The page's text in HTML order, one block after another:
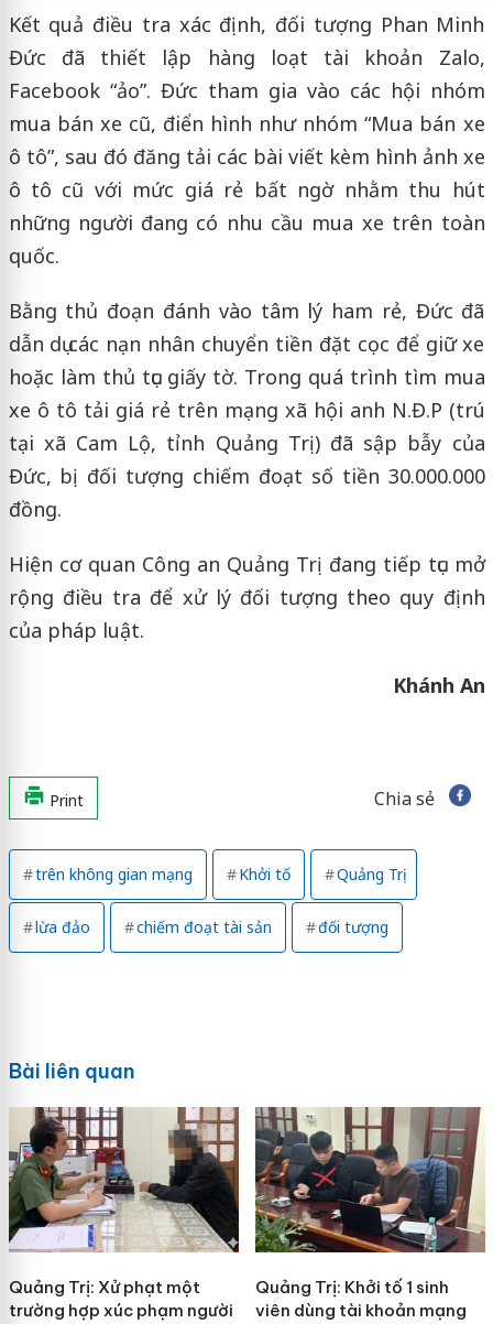
Kết quả điều tra xác định, đối tượng Phan Minh
Đức đã thiết lập hàng loạt tài khoản Zalo,
Facebook “ảo”. Đức tham gia vào các hội nhóm
mua bán xe cũ, điển hình như nhóm “Mua bán xe
ô tô”, sau đó đăng tải các bài viết kèm hình ảnh xe
ô tô cũ với mức giá rẻ bất ngờ nhằm thu hút
những người đang có nhu cầu mua xe trên toàn
quốc.
Bằng thủ đoạn đánh vào tâm lý ham rẻ, Đức đã
dẫn dụ các nạn nhân chuyển tiền đặt cọc để giữ xe
hoặc làm thủ tục giấy tờ. Trong quá trình tìm mua
xe ô tô tải giá rẻ trên mạng xã hội anh N.Đ.P (trú
tại xã Cam Lộ, tỉnh Quảng Trị) đã sập bẫy của
Đức, bị đối tượng chiếm đoạt số tiền 30.000.000
đồng.
Hiện cơ quan Công an Quảng Trị đang tiếp tục mở
rộng điều tra để xử lý đối tượng theo quy định
của pháp luật.
Khánh An
Print Chia sẻ
trên không gian mạng Khởi tố Quảng Trị
lừa đảo chiếm đoạt tài sản đối tượng
Bài liên quan
Quảng Trị: Xử phạt một
trường hợp xúc phạm người
Quảng Trị: Khởi tố 1 sinh
viên dùng tài khoản mạng